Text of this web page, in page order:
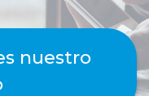
nuestro